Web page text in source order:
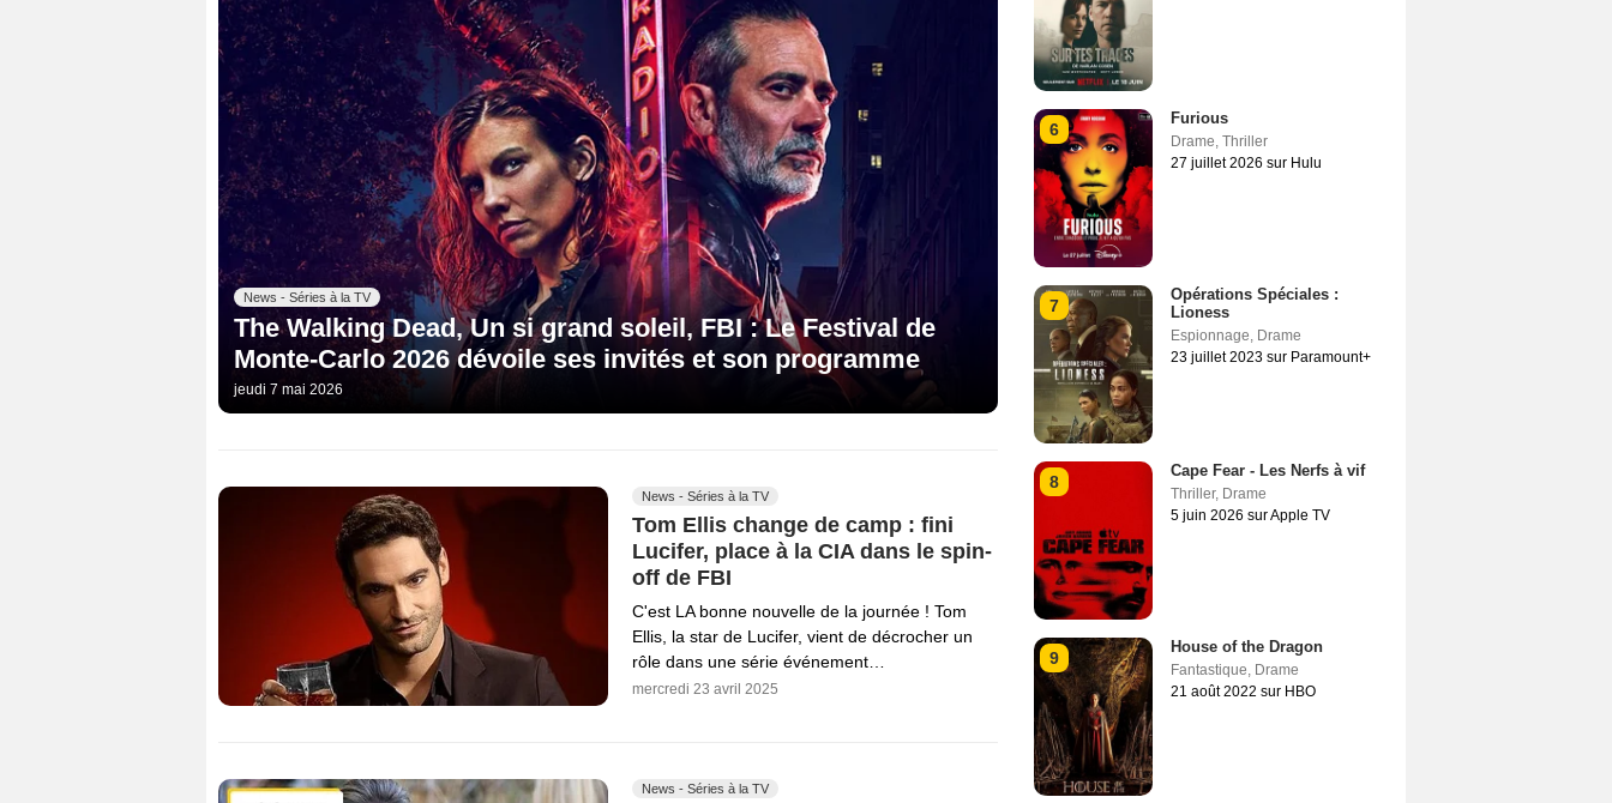
News - Séries à la TV
The Walking Dead, Un si grand soleil, FBI : Le Festival de
Monte-Carlo 2026 dévoile ses invités et son programme
jeudi 7 mai 2026
News - Séries à la TV
Tom Ellis change de camp : fini
Lucifer, place à la CIA dans le spin-
off de FBI
C'est LA bonne nouvelle de la journée ! Tom
Ellis, la star de Lucifer, vient de décrocher un
rôle dans une série événement…
mercredi 23 avril 2025
News - Séries à la TV
6
Furious
Drame, Thriller
27 juillet 2026 sur Hulu
7
Opérations Spéciales :
Lioness
Espionnage, Drame
23 juillet 2023 sur Paramount+
8
Cape Fear - Les Nerfs à vif
Thriller, Drame
5 juin 2026 sur Apple TV
9
House of the Dragon
Fantastique, Drame
21 août 2022 sur HBO